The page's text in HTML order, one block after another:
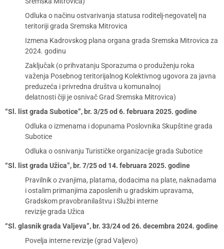
Odluka o načinu ostvarivanja statusa roditelj-negovatelj na
teritoriji grada Sremska Mitrovica
Izmena Kadrovskog plana organa grada Sremska Mitrovica za
2024. godinu
Zaključak (o prihvatanju Sporazuma o produženju roka
važenja Posebnog teritorijalnog Kolektivnog ugovora za javna
preduzeća i privredna društva u komunalnoj
delatnosti čiji je osnivač Grad Sremska Mitrovica)
“Sl. list grada Subotice”, br. 3/25 od 6. februara 2025. godine
Odluka o izmenama i dopunama Poslovnika Skupštine grada
Subotice
Odluka o osnivanju Turističke organizacije grada Subotice
“Sl. list grada Užica”, br. 7/25 od 14. februara 2025. godine
Pravilnik o zvanjima, platama, dodacima na plate, naknadama
i ostalim primanjima zaposlenih u gradskim upravama,
Gradskom pravobranilaštvu i Službi interne
revizije grada Užica
“Sl. glasnik grada Valjeva”, br. 33/24 od 26. decembra 2024. godine
Povelja interne revizije (grad Valjevo)